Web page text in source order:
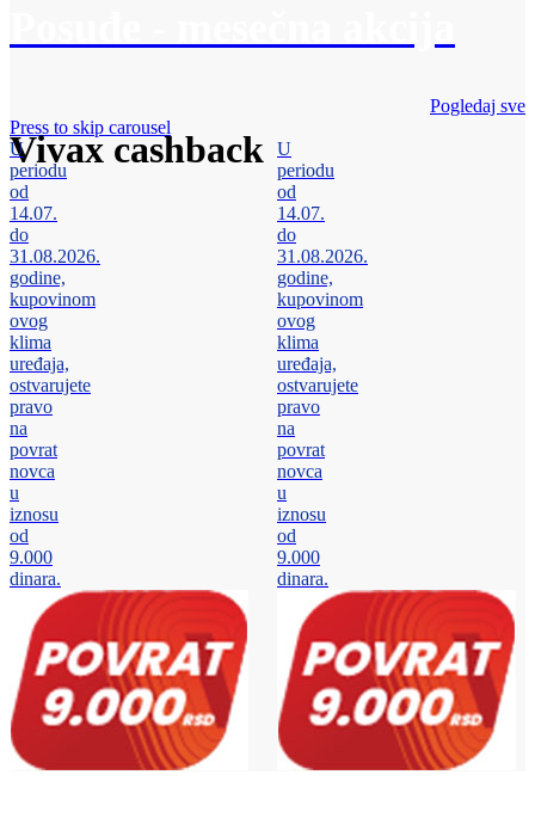
Vivax cashback
Pogledaj sve
Press to skip carousel
U
periodu
od
14.07.
do
31.08.2026.
godine,
kupovinom
ovog
klima
uređaja,
ostvarujete
pravo
na
povrat
novca
u
iznosu
od
9.000
dinara.
U
periodu
od
14.07.
do
31.08.2026.
godine,
kupovinom
ovog
klima
uređaja,
ostvarujete
pravo
na
povrat
novca
u
iznosu
od
9.000
dinara.